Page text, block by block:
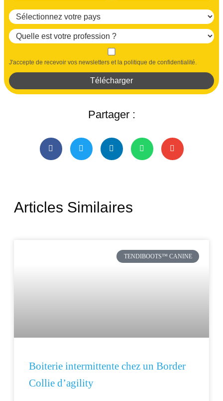
J'accepte de recevoir vos newsletters et la politique de confidentialité.
Télécharger
Partager :
Articles Similaires
TENDIBOOTS™ CANINE
Boiterie intermittente chez un Border
Collie d’agility